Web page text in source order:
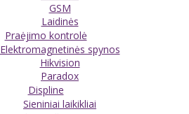
GSM
Laidinės
Praėjimo kontrolė
Elektromagnetinės spynos
Hikvision
Paradox
Displine
Sieniniai laikikliai